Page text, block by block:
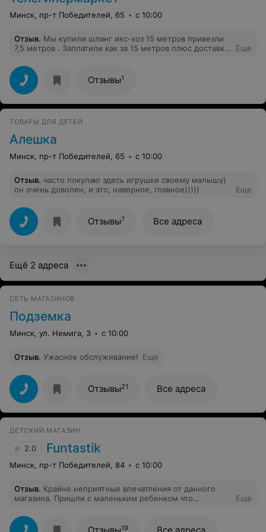
Минск, пр-т Победителей, 65 с 10:00
Отзыв. Мы купили шланг икс-хоз 15 метров привезли
7,5 метров . Заплатили как за 15 метров плюс доставка.
отказываются. Не покупайте ничего в
телегипермаркете , всё что они рекламируют ,
сплошной обман . Многие наши знакомые тоже
обожглись. Они переклеевают наклей на каробках.
Еще
Отзывы1
ТОВАРЫ ДЛЯ ДЕТЕЙ
Алешка
Минск, пр-т Победителей, 65 с 10:00
Отзыв. часто покупаю здесь игрушки своему малышу)
он очень доволен, и это, наверное, главное)))))
Еще
Отзывы7 Все адреса
Ещё 2 адреса
СЕТЬ МАГАЗИНОВ
Подземка
Минск, ул. Немига, 3 с 10:00
Отзыв. Ужасное обслуживание! Еще
Отзывы21 Все адреса
ДЕТСКИЙ МАГАЗИН
2.0 Funtastik
Минск, пр-т Победителей, 84 с 10:00
Отзыв. Крайне неприятные впечатления от данного
магазина. Пришли с маленьким ребенком что
ребенку в руки игрушку, в надежде, что ребенок
начнет плакать и мама купит данную игрушку. Но к
Еще
19